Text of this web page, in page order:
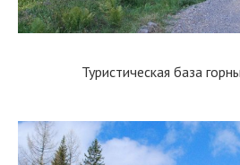
Туристическая база